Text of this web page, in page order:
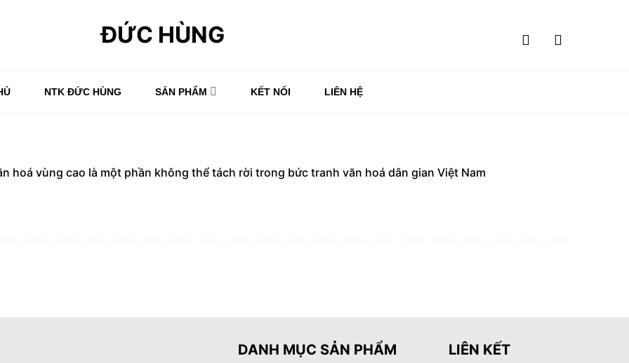
NTK ĐỨC HÙNG SẢN PHẨM KẾT NỐI LIÊN HỆ
hoá vùng cao là một phần không thể tách rời trong bức tranh văn hoá dân gian Việt Nam
DANH MỤC SẢN PHẨM LIÊN KẾT